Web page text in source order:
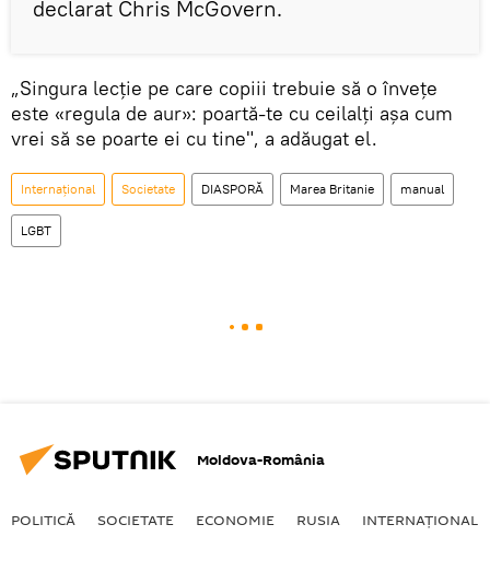
declarat Chris McGovern.
„Singura lecție pe care copiii trebuie să o învețe
este «regula de aur»: poartă-te cu ceilalți așa cum
vrei să se poarte ei cu tine", a adăugat el.
Internaţional Societate DIASPORĂ Marea Britanie manual
LGBT
Moldova-România
POLITICĂ SOCIETATE ECONOMIE RUSIA INTERNAŢIONAL